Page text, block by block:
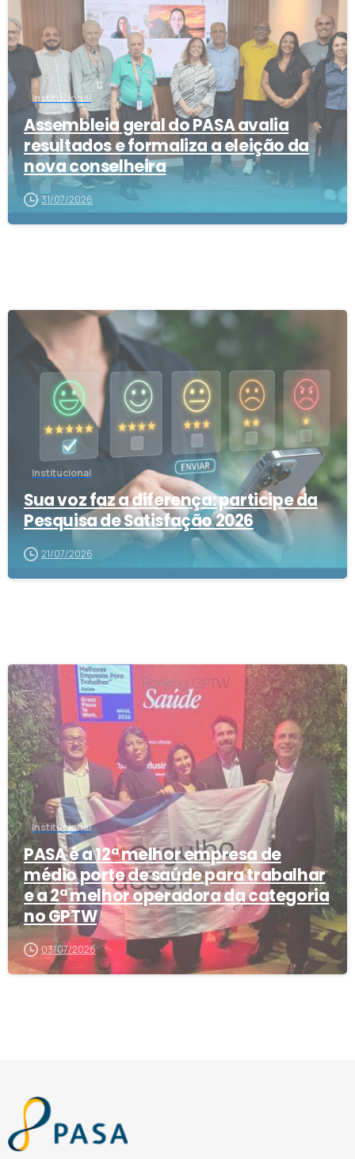
Institucional
Assembleia geral do PASA avalia
resultados e formaliza a eleição da
nova conselheira
31/07/2026
Institucional
Sua voz faz a diferença: participe da
Pesquisa de Satisfação 2026
21/07/2026
0
Institucional
PASA é a 12ª melhor empresa de
médio porte de saúde para trabalhar
e a 2ª melhor operadora da categoria
no GPTW
03/07/2026